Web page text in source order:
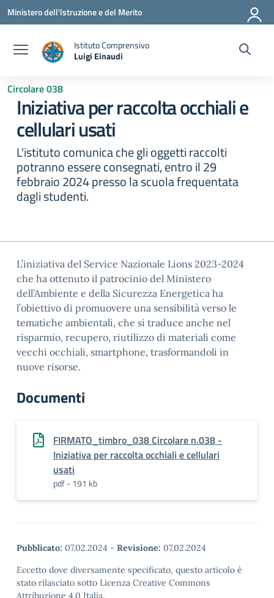
Vai ai contenuti
Vai al menu di navigazione
Vai al footer
Ministero dell'Istruzione e del Merito
Istituto Comprensivo
Luigi Einaudi
— Visita la pagina iniziale della scuola
Circolare 038
Iniziativa per raccolta occhiali e
cellulari usati
L'istituto comunica che gli oggetti raccolti
potranno essere consegnati, entro il 29
febbraio 2024 presso la scuola frequentata
dagli studenti.
L’iniziativa del Service Nazionale Lions 2023-2024
che ha ottenuto il patrocinio del Ministero
dell’Ambiente e della Sicurezza Energetica ha
l’obiettivo di promuovere una sensibilità verso le
tematiche ambientali, che si traduce anche nel
risparmio, recupero, riutilizzo di materiali come
vecchi occhiali, smartphone, trasformandoli in
nuove risorse.
Documenti
FIRMATO_timbro_038 Circolare n.038 -
Iniziativa per raccolta occhiali e cellulari
usati
pdf - 191 kb
Pubblicato: 07.02.2024 - Revisione: 07.02.2024
Eccetto dove diversamente specificato, questo articolo è
stato rilasciato sotto Licenza Creative Commons
Attribuzione 4.0 Italia.